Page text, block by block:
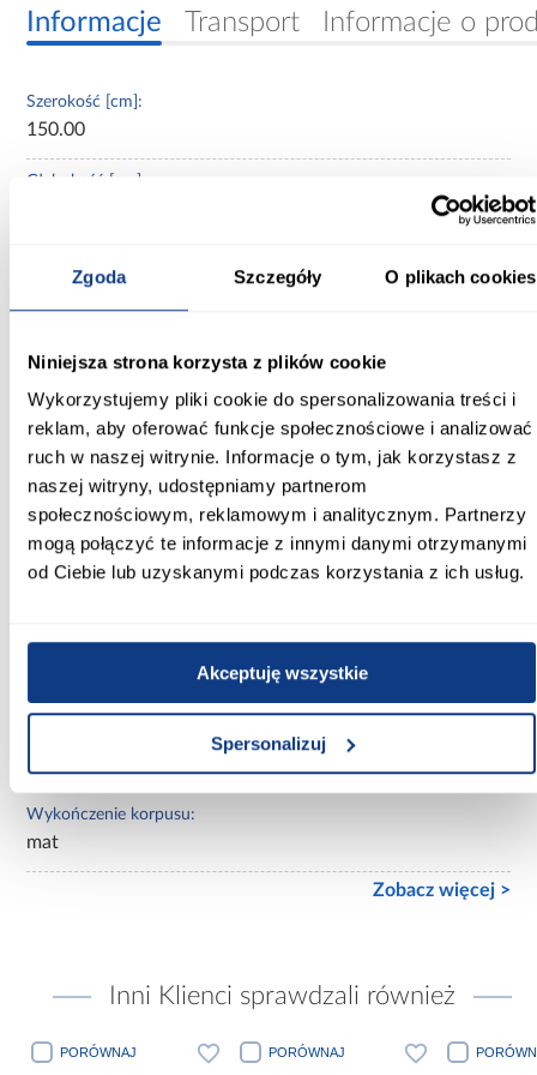
Zgoda Szczegóły O plikach cookies
Niniejsza strona korzysta z plików cookie
Wykorzystujemy pliki cookie do spersonalizowania treści i
reklam, aby oferować funkcje społecznościowe i analizować
ruch w naszej witrynie. Informacje o tym, jak korzystasz z
naszej witryny, udostępniamy partnerom
społecznościowym, reklamowym i analitycznym. Partnerzy
mogą połączyć te informacje z innymi danymi otrzymanymi
od Ciebie lub uzyskanymi podczas korzystania z ich usług.
Akceptuję wszystkie
Spersonalizuj
Informacje Transport Informacje o
Szerokość [cm]:
150.00
Głębokość [cm]:
245.50
biały
Kolor korpusu:
biały
Wybarwienie:
białe
Lustro:
Wykończenie korpusu:
mat
Zobacz więcej >
Inni Klienci sprawdzali również
PORÓWNAJ PORÓWNAJ